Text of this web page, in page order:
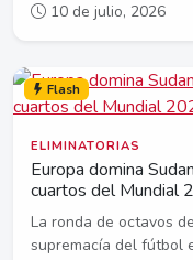
10 de julio, 2026
Flash
ELIMINATORIAS
Europa domina
cuartos del Mundial
La ronda de octavos
supremacía del fútbol